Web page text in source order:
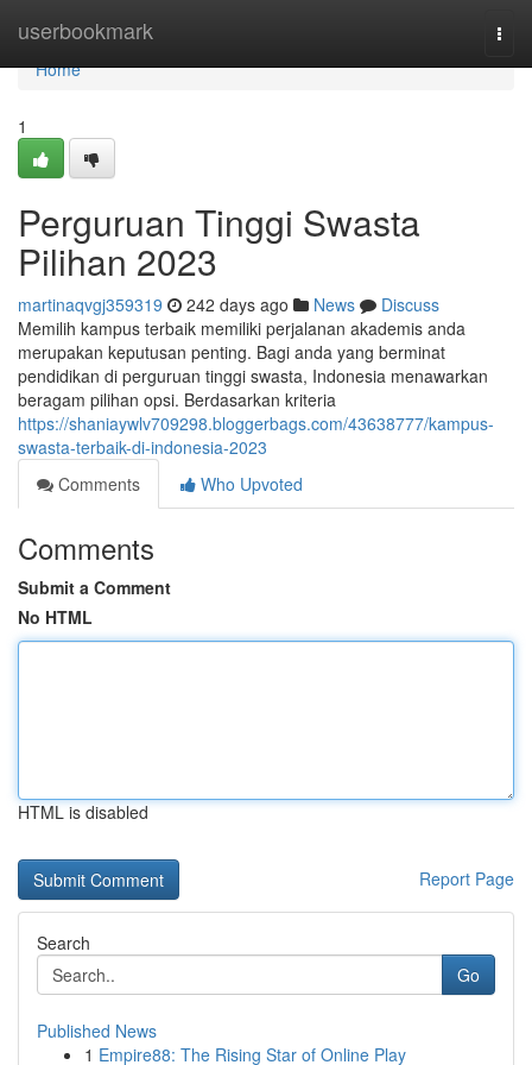
userbookmark
Home
Home
1
Perguruan Tinggi Swasta
Pilihan 2023
martinaqvgj359319 242 days ago News
Discuss
Memilih kampus terbaik memiliki perjalanan akademis anda
merupakan keputusan penting. Bagi anda yang berminat
pendidikan di perguruan tinggi swasta, Indonesia menawarkan
beragam pilihan opsi. Berdasarkan kriteria
https://shaniaywlv709298.bloggerbags.com/43638777/kampus-
swasta-terbaik-di-indonesia-2023
Comments
Who Upvoted
Comments
Submit a Comment
No HTML
HTML is disabled
Report Page
Search
Go
Published News
1 Empire88: The Rising Star of Online Play